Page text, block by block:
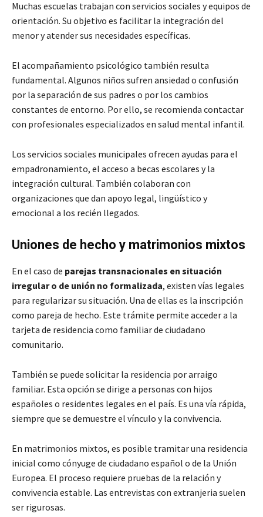
Muchas escuelas trabajan con servicios sociales y equipos de
orientación. Su objetivo es facilitar la integración del
menor y atender sus necesidades específicas.
El acompañamiento psicológico también resulta
fundamental. Algunos niños sufren ansiedad o confusión
por la separación de sus padres o por los cambios
constantes de entorno. Por ello, se recomienda contactar
con profesionales especializados en salud mental infantil.
Los servicios sociales municipales ofrecen ayudas para el
empadronamiento, el acceso a becas escolares y la
integración cultural. También colaboran con
organizaciones que dan apoyo legal, lingüístico y
emocional a los recién llegados.
Uniones de hecho y matrimonios mixtos
En el caso de parejas transnacionales en situación
irregular o de unión no formalizada, existen vías legales
para regularizar su situación. Una de ellas es la inscripción
como pareja de hecho. Este trámite permite acceder a la
tarjeta de residencia como familiar de ciudadano
comunitario.
También se puede solicitar la residencia por arraigo
familiar. Esta opción se dirige a personas con hijos
españoles o residentes legales en el país. Es una vía rápida,
siempre que se demuestre el vínculo y la convivencia.
En matrimonios mixtos, es posible tramitar una residencia
inicial como cónyuge de ciudadano español o de la Unión
Europea. El proceso requiere pruebas de la relación y
convivencia estable. Las entrevistas con extranjeria suelen
ser rigurosas.